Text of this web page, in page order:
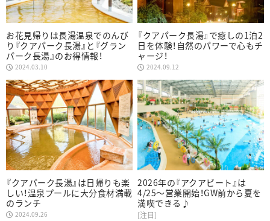
お花見帰りは長湯温泉でのんび
り『クアパーク長湯』と『グラン
パーク長湯』のお得情報！
2024.03.10
『クアパーク長湯』で癒しの1泊2
日を体験！自然のパワーで心もチ
ャージ！
2024.09.12
『クアパーク長湯』は日帰りも楽
しい！温泉プールに大分食材満載
のランチ
2024.09.26
2026年の『アクアビート』は
4/25～営業開始！GW前から夏を
満喫できる♪
[注目]